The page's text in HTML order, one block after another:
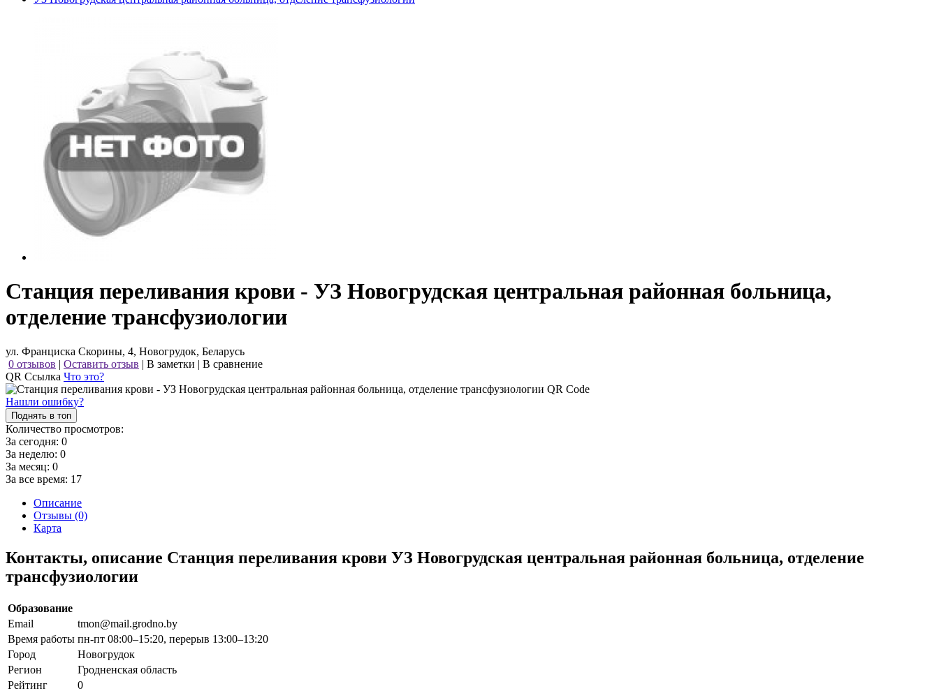
Станция переливания крови - УЗ Новогрудская центральная районная больница,
отделение трансфузиологии
ул. Франциска Скорины, 4, Новогрудок, Беларусь
0 отзывов | Оставить отзыв | В заметки | В сравнение
QR Ссылка Что это?
Нашли ошибку?
Поднять в топ
Количество просмотров:
За сегодня: 0
За неделю: 0
За месяц: 0
За все время: 17
Описание
Отзывы (0)
Карта
Контакты, описание Станция переливания крови УЗ Новогрудская центральная районная больница, отделение
трансфузиологии
Образование
Email
tmon@mail.grodno.by
Время работы пн-пт 08:00–15:20, перерыв 13:00–13:20
Город
Новогрудок
Регион
Гродненская область
Рейтинг
0